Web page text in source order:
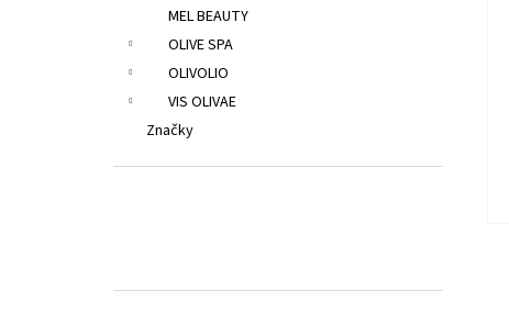
MEL BEAUTY
OLIVE SPA
OLIVOLIO
VIS OLIVAE
Značky